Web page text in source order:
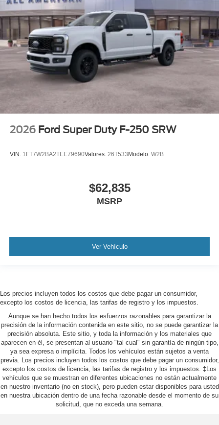
2026 Ford Super Duty F-250 SRW
VIN: 1FT7W2BA2TEE79690Valores: 26T533Modelo: W2B
$62,835
MSRP
Ver Vehículo
Los precios incluyen todos los costos que debe pagar un consumidor,
excepto los costos de licencia, las tarifas de registro y los impuestos.
Aunque se han hecho todos los esfuerzos razonables para garantizar la
precisión de la información contenida en este sitio, no se puede garantizar la
precisión absoluta. Este sitio, y toda la información y los materiales que
aparecen en él, se presentan al usuario "tal cual" sin garantía de ningún tipo,
ya sea expresa o implícita. Todos los vehículos están sujetos a venta
previa. Los precios incluyen todos los costos que debe pagar un consumidor,
excepto los costos de licencia, las tarifas de registro y los impuestos. ‡Los
vehículos que se muestran en diferentes ubicaciones no están actualmente
en nuestro inventario (no en stock), pero pueden estar disponibles para usted
en nuestra ubicación dentro de una fecha razonable desde el momento de su
solicitud, que no exceda una semana.